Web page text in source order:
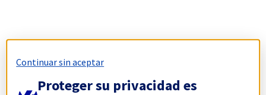
Continuar sin aceptar
Proteger su privacidad es